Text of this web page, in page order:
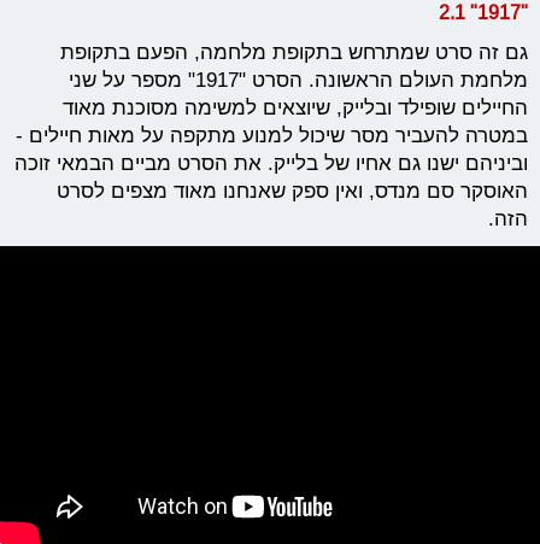
"1917" 2.1
גם זה סרט שמתרחש בתקופת מלחמה, הפעם בתקופת
מלחמת העולם הראשונה. הסרט "1917" מספר על שני
החיילים שופילד ובלייק, שיוצאים למשימה מסוכנת מאוד
במטרה להעביר מסר שיכול למנוע מתקפה על מאות חיילים -
וביניהם ישנו גם אחיו של בלייק. את הסרט מביים הבמאי זוכה
האוסקר סם מנדס, ואין ספק שאנחנו מאוד מצפים לסרט
הזה.